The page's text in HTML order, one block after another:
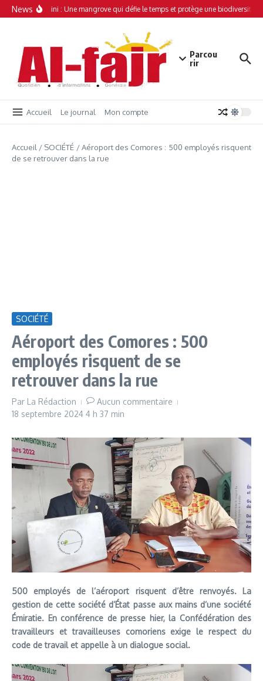
Aller au contenu
News
Simamboini : Une mangrove qui défie le temps et protège une biodiversité
Parcou
rir
Accueil Le journal Mon compte
Accueil / SOCIÉTÉ /Aéroport des Comores : 500 employés risquent
de se retrouver dans la rue
SOCIÉTÉ
Aéroport des Comores : 500
employés risquent de se
retrouver dans la rue
Par La Rédaction
Aucun commentaire
18 septembre 2024 4 h 37 min
500 employés de l’aéroport risquent d’être renvoyés. La
gestion de cette société d’État passe aux mains d’une société
Émiratie. En conférence de presse hier, la Confédération des
travailleurs et travailleuses comoriens exige le respect du
code de travail et appelle à un dialogue social.